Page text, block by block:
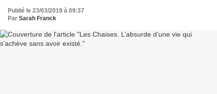
Publié le 23/03/2019 à 09:37
Par Sarah Franck